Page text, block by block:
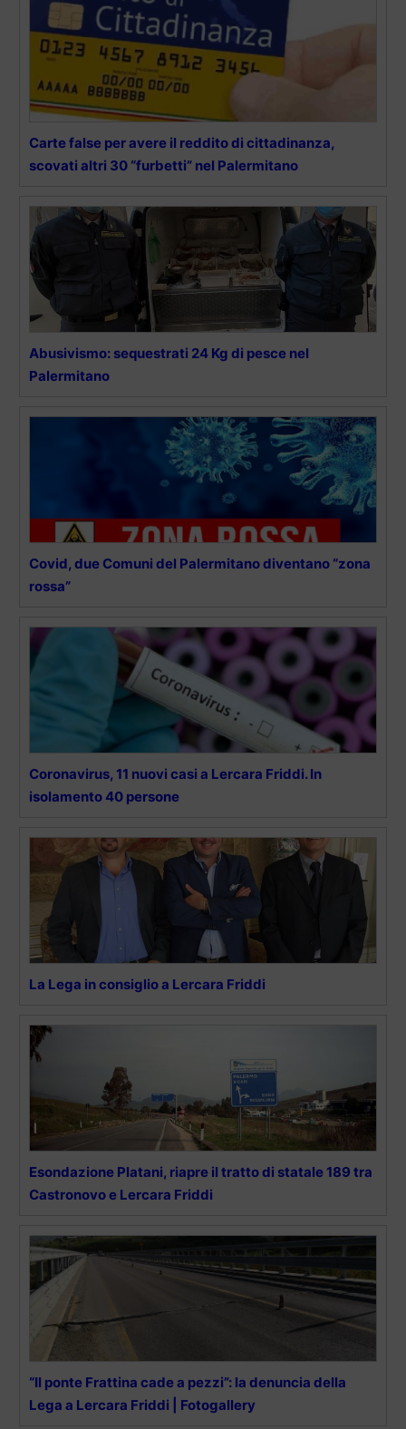
Carte false per avere il reddito di cittadinanza,
scovati altri 30 “furbetti” nel Palermitano
Abusivismo: sequestrati 24 Kg di pesce nel
Palermitano
Covid, due Comuni del Palermitano diventano “zona
rossa”
Coronavirus, 11 nuovi casi a Lercara Friddi. In
isolamento 40 persone
La Lega in consiglio a Lercara Friddi
Esondazione Platani, riapre il tratto di statale 189 tra
Castronovo e Lercara Friddi
“Il ponte Frattina cade a pezzi”: la denuncia della
Lega a Lercara Friddi | Fotogallery